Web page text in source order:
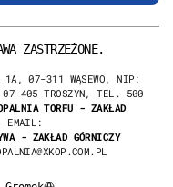
ZASTRZEŻONE.
1A, 07-311 WĄSEWO, NIP:
07-405 TROSZYN, TEL. 500
TORFU - ZAKŁAD
EMAIL:
- ZAKŁAD GÓRNICZY